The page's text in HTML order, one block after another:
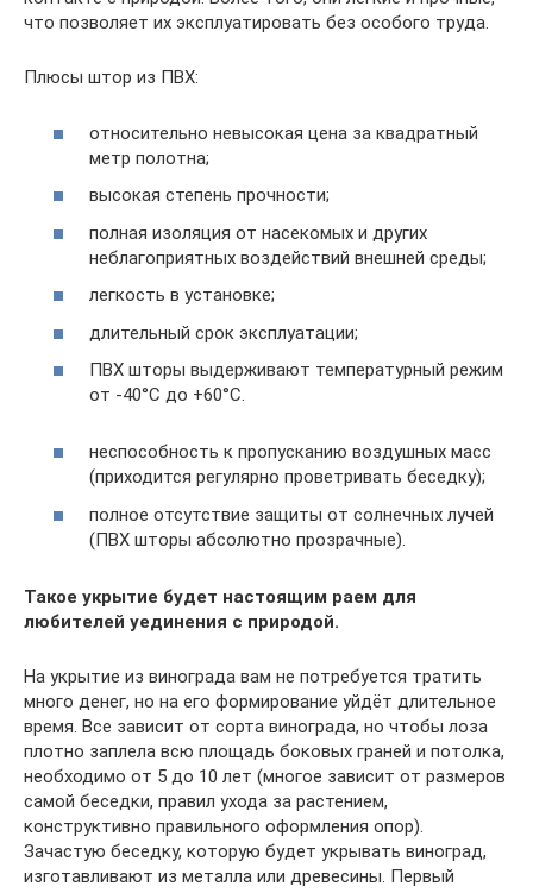
что позволяет их эксплуатировать без особого труда.
Плюсы штор из ПВХ:
относительно невысокая цена за квадратный
метр полотна;
высокая степень прочности;
полная изоляция от насекомых и других
неблагоприятных воздействий внешней среды;
легкость в установке;
длительный срок эксплуатации;
ПВХ шторы выдерживают температурный режим
от -40°С до +60°С.
неспособность к пропусканию воздушных масс
(приходится регулярно проветривать беседку);
полное отсутствие защиты от солнечных лучей
(ПВХ шторы абсолютно прозрачные).
Такое укрытие будет настоящим раем для
любителей уединения с природой.
На укрытие из винограда вам не потребуется тратить
много денег, но на его формирование уйдёт длительное
время. Все зависит от сорта винограда, но чтобы лоза
плотно заплела всю площадь боковых граней и потолка,
необходимо от 5 до 10 лет (многое зависит от размеров
самой беседки, правил ухода за растением,
конструктивно правильного оформления опор).
Зачастую беседку, которую будет укрывать виноград,
изготавливают из металла или древесины. Первый